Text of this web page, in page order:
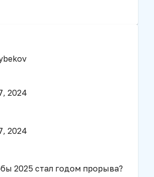
2024
2024
2025 стал годом прорыва?